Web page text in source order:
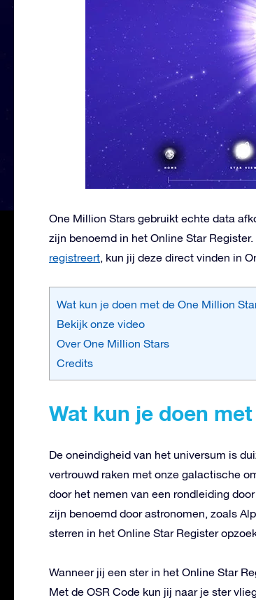
One Million Stars gebruikt echte data
zijn benoemd in het Online Star Register.
registreert, kun jij deze direct vinden in
Wat kun je doen met de One Million
Bekijk onze video
Over One Million Stars
Credits
Wat kun je doen
De oneindigheid van het universum is
vertrouwd raken met onze galactische
door het nemen van een rondleiding
zijn benoemd door astronomen, zoals
sterren in het Online Star Register
Wanneer jij een ster in het Online Star
Met de OSR Code kun jij naar je ster